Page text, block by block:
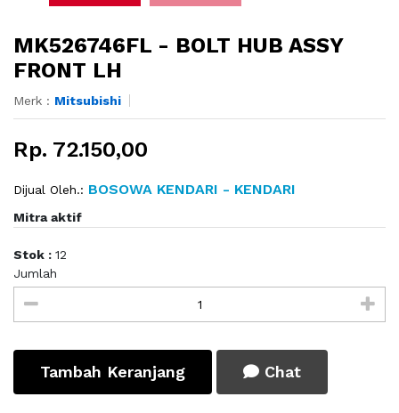
MK526746FL - BOLT HUB ASSY
FRONT LH
Merk : Mitsubishi
Rp. 72.150,00
Dijual Oleh.: BOSOWA KENDARI - KENDARI
Mitra aktif
Stok : 12
Jumlah
Tambah Keranjang Chat